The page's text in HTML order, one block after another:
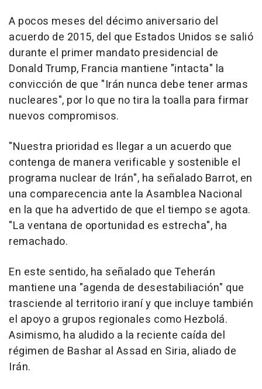
A pocos meses del décimo aniversario del
acuerdo de 2015, del que Estados Unidos se salió
durante el primer mandato presidencial de
Donald Trump, Francia mantiene "intacta" la
convicción de que "Irán nunca debe tener armas
nucleares", por lo que no tira la toalla para firmar
nuevos compromisos.
"Nuestra prioridad es llegar a un acuerdo que
contenga de manera verificable y sostenible el
programa nuclear de Irán", ha señalado Barrot, en
una comparecencia ante la Asamblea Nacional
en la que ha advertido de que el tiempo se agota.
"La ventana de oportunidad es estrecha", ha
remachado.
En este sentido, ha señalado que Teherán
mantiene una "agenda de desestabiliación" que
trasciende al territorio iraní y que incluye también
el apoyo a grupos regionales como Hezbolá.
Asimismo, ha aludido a la reciente caída del
régimen de Bashar al Assad en Siria, aliado de
Irán.